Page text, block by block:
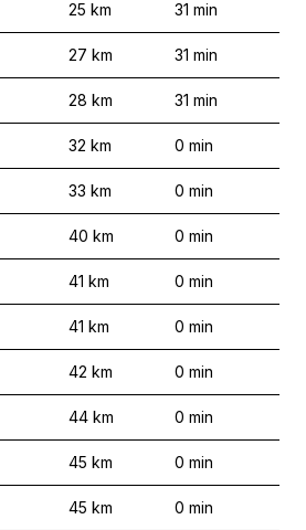
25 km 31 min
27 km 31 min
28 km 31 min
32 km 0 min
33 km 0 min
40 km 0 min
41 km 0 min
41 km 0 min
42 km 0 min
44 km 0 min
45 km 0 min
45 km 0 min